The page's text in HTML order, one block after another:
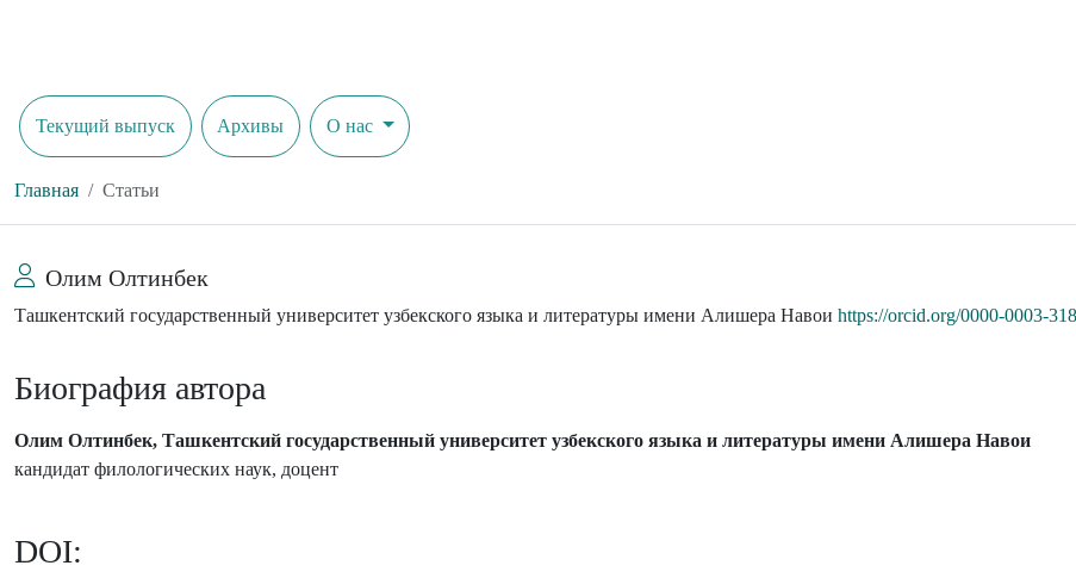
Текущий выпуск Архивы О нас
Главная Статьи
Олим Олтинбек
Ташкентский государственный университет узбекского языка и литературы имени Алишера Навои https://orcid.org/0000-0003-
Биография автора
Олим Олтинбек, Ташкентский государственный университет узбекского языка и литературы имени Алишера Навои
кандидат филологических наук, доцент
DOI: